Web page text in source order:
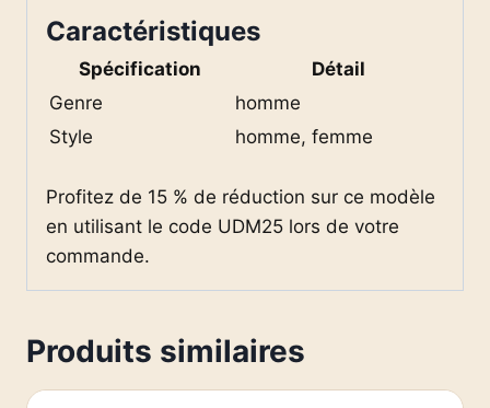
Caractéristiques
Spécification
Détail
Genre
homme
Style
homme, femme
Profitez de 15 % de réduction sur ce modèle
en utilisant le code UDM25 lors de votre
commande.
Produits similaires